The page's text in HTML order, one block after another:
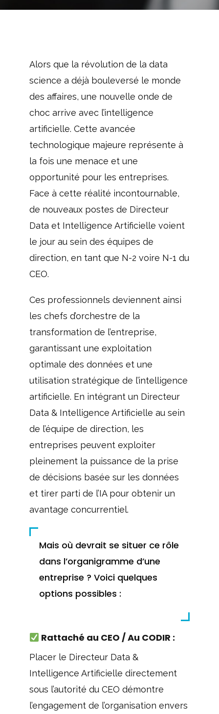
Alors que la révolution de la data
science a déjà bouleversé le monde
des affaires, une nouvelle onde de
choc arrive avec l’intelligence
artificielle. Cette avancée
technologique majeure représente à
la fois une menace et une
opportunité pour les entreprises.
Face à cette réalité incontournable,
de nouveaux postes de Directeur
Data et Intelligence Artificielle voient
le jour au sein des équipes de
direction, en tant que N-2 voire N-1 du
CEO.
Ces professionnels deviennent ainsi
les chefs d’orchestre de la
transformation de l’entreprise,
garantissant une exploitation
optimale des données et une
utilisation stratégique de l’intelligence
artificielle. En intégrant un Directeur
Data & Intelligence Artificielle au sein
de l’équipe de direction, les
entreprises peuvent exploiter
pleinement la puissance de la prise
de décisions basée sur les données
et tirer parti de l’IA pour obtenir un
avantage concurrentiel.
Mais où devrait se situer ce rôle
dans l’organigramme d’une
entreprise ? Voici quelques
options possibles :
Rattaché au CEO / Au CODIR :
Placer le Directeur Data &
Intelligence Artificielle directement
sous l’autorité du CEO démontre
l’engagement de l’organisation envers